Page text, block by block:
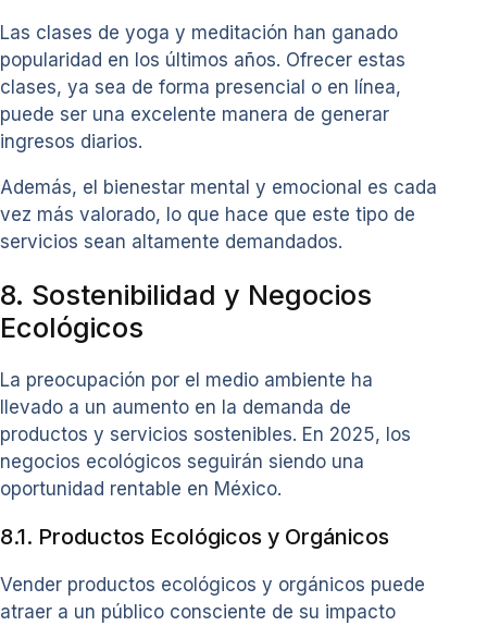
Las clases de yoga y meditación han ganado
popularidad en los últimos años. Ofrecer estas
clases, ya sea de forma presencial o en línea,
puede ser una excelente manera de generar
ingresos diarios.
Además, el bienestar mental y emocional es cada
vez más valorado, lo que hace que este tipo de
servicios sean altamente demandados.
8. Sostenibilidad y Negocios
Ecológicos
La preocupación por el medio ambiente ha
llevado a un aumento en la demanda de
productos y servicios sostenibles. En 2025, los
negocios ecológicos seguirán siendo una
oportunidad rentable en México.
8.1. Productos Ecológicos y Orgánicos
Vender productos ecológicos y orgánicos puede
atraer a un público consciente de su impacto